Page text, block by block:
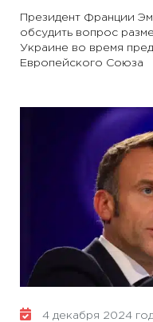
Президент Франции
обсудить вопрос
Украине во время
Европейского Союза
4 декабря 2024